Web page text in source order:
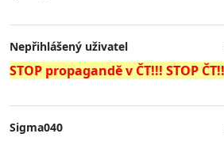
Nepřihlášený uživatel
STOP propagandě v ČT!!! STOP
Sigma040